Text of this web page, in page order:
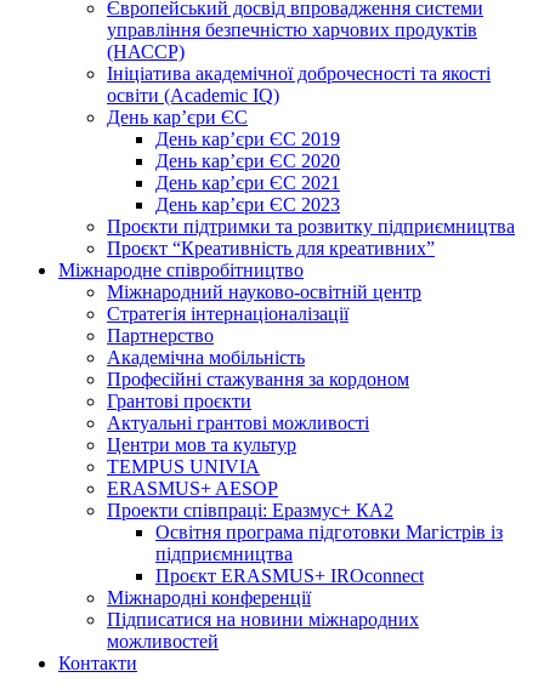
Європейський досвід впровадження системи
управління безпечністю харчових продуктів
(НАССР)
Ініціатива академічної доброчесності та якості
освіти (Academic IQ)
День кар’єри ЄС
День кар’єри ЄС 2019
День кар’єри ЄС 2020
День кар’єри ЄС 2021
День кар’єри ЄС 2023
Проєкти підтримки та розвитку підприємництва
Проєкт “Креативність для креативних”
Міжнародне співробітництво
Міжнародний науково-освітній центр
Стратегія інтернаціоналізації
Партнерство
Академічна мобільність
Професійні стажування за кордоном
Грантові проєкти
Актуальні грантові можливості
Центри мов та культур
TEMPUS UNIVIA
ERASMUS+ AESOP
Проекти співпраці: Еразмус+ КА2
Освітня програма підготовки Магістрів із
підприємництва
Проєкт ERASMUS+ IROconnect
Міжнародні конференції
Підписатися на новини міжнародних
можливостей
Контакти